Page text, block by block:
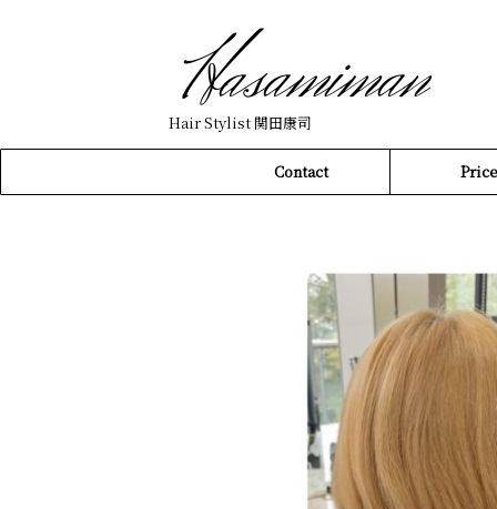
Hair Stylist 関田康司
Contact Price